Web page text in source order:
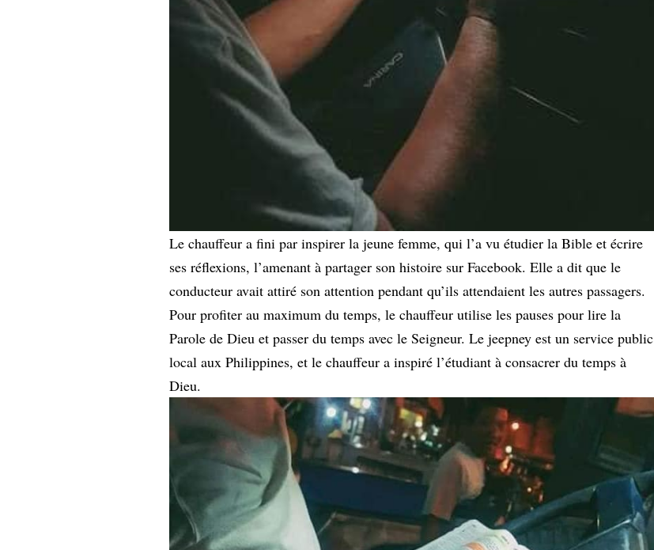
Le chauffeur a fini par inspirer la jeune femme, qui l’a vu étudier la Bible et écrire
ses réflexions, l’amenant à partager son histoire sur Facebook. Elle a dit que le
conducteur avait attiré son attention pendant qu’ils attendaient les autres passagers.
Pour profiter au maximum du temps, le chauffeur utilise les pauses pour lire la
Parole de Dieu et passer du temps avec le Seigneur. Le jeepney est un service public
local aux Philippines, et le chauffeur a inspiré l’étudiant à consacrer du temps à
Dieu.